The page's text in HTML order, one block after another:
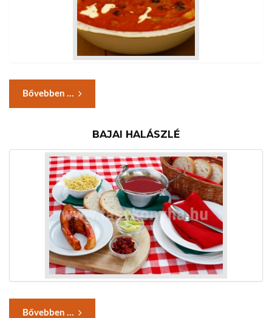
Bővebben ...
BAJAI HALÁSZLÉ
Bővebben ...